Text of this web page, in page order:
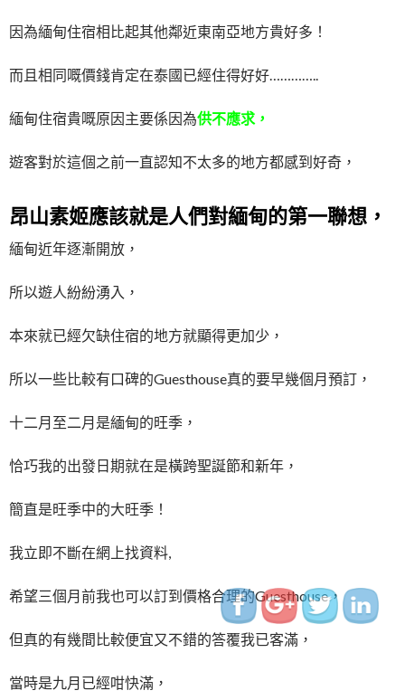
因為緬甸住宿相比起其他鄰近東南亞地方貴好多！
而且相同嘅價錢肯定在泰國已經住得好好…………..
緬甸住宿貴嘅原因主要係因為供不應求，
遊客對於這個之前一直認知不太多的地方都感到好奇，
昂山素姬應該就是人們對緬甸的第一聯想，
緬甸近年逐漸開放，
所以遊人紛紛湧入，
本來就已經欠缺住宿的地方就顯得更加少，
所以一些比較有口碑的Guesthouse真的要早幾個月預訂，
十二月至二月是緬甸的旺季，
恰巧我的出發日期就在是橫跨聖誕節和新年，
簡直是旺季中的大旺季！
我立即不斷在網上找資料,
希望三個月前我也可以訂到價格合理的Guesthouse，
但真的有幾間比較便宜又不錯的答覆我已客滿，
當時是九月已經咁快滿，